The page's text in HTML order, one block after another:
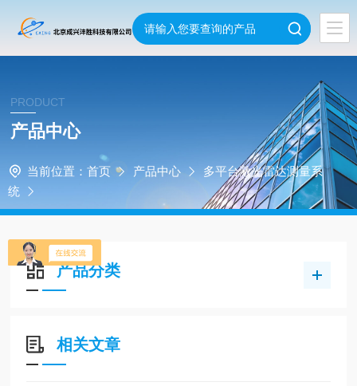
PRODUCT
产品中心
当前位置： 首页 产品中心
多平台激光雷达测量系
统
产品分类
相关文章